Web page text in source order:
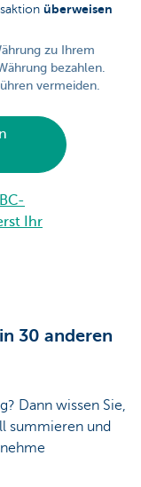
überweisen
zu Ihrem
bezahlen.
vermeiden.
Ihr
30 anderen
Dann wissen Sie,
summieren und